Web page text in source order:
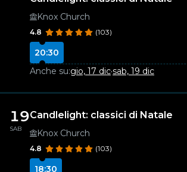
Knox Church
4.8 (103)
20:30
Anche su:gio, 17 dic·sab, 19 dic
19
SAB
Candlelight: classici di Natale
Knox Church
4.8 (103)
18:30